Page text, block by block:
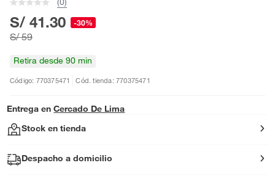
S/ 41.30 -30%
S/ 59
Retira desde 90 min
Código: 770375471 Cód. tienda: 770375471
Entrega en Cercado De Lima
Stock en tienda
Despacho a domicilio